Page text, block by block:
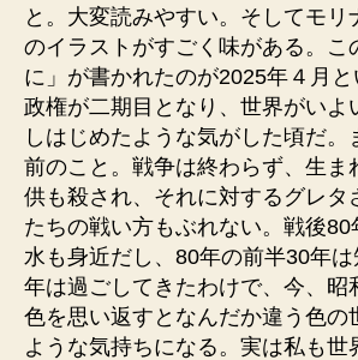
と。大変読みやすい。そしてモリ
のイラストがすごく味がある。こ
に」が書かれたのが2025年４月
政権が二期目となり、世界がいよ
しはじめたような気がした頃だ。
前のこと。戦争は終わらず、生ま
供も殺され、それに対するグレタ
たちの戦い方もぶれない。戦後
水も身近だし、80年の前半30年
年は過ごしてきたわけで、今、昭
色を思い返すとなんだか違う色の
ような気持ちになる。実は私も世